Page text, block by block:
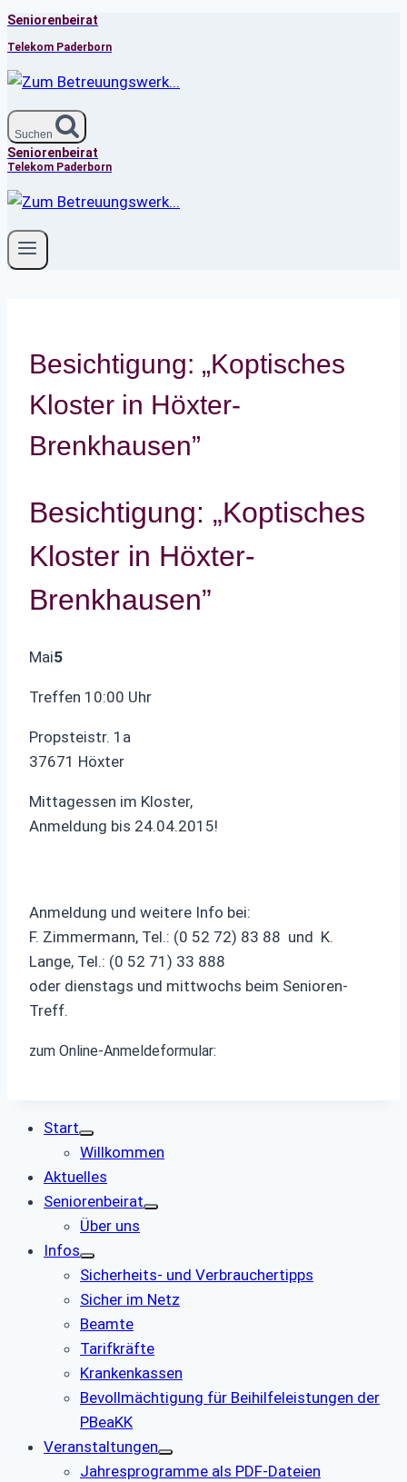
Zum
Inhalt
springen
Seniorenbeirat
Telekom Paderborn
Suchen
Seniorenbeirat
Telekom Paderborn
Besichtigung: „Koptisches
Kloster in Höxter-
Brenkhausen”
Besichtigung: „Koptisches
Kloster in Höxter-
Brenkhausen”
Mai5
Treffen 10:00 Uhr
Propsteistr. 1a
37671 Höxter
Mittagessen im Kloster,
Anmeldung bis 24.04.2015!
Anmeldung und weitere Info bei:
F. Zimmermann, Tel.: (0 52 72) 83 88 und K.
Lange, Tel.: (0 52 71) 33 888
oder dienstags und mittwochs beim Senioren-
Treff.
zum Online-Anmeldeformular:
Start
Willkommen
Aktuelles
Seniorenbeirat
Über uns
Infos
Sicherheits- und Verbrauchertipps
Sicher im Netz
Beamte
Tarifkräfte
Krankenkassen
Bevollmächtigung für Beihilfeleistungen der
PBeaKK
Veranstaltungen
Jahresprogramme als PDF-Dateien